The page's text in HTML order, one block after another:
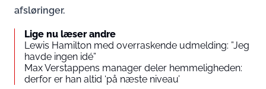
afsløringer.
Lige nu læser andre
Lewis Hamilton med overraskende udmelding: ”Jeg
havde ingen idé”
Max Verstappens manager deler hemmeligheden:
derfor er han altid ‘på næste niveau’